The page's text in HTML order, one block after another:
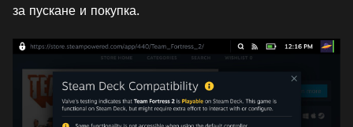
за пускане и покупка.